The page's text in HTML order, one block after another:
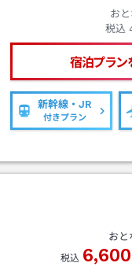
お
税込
宿泊プラン
新幹線・JR
付きプラン
おと
税込 6,600